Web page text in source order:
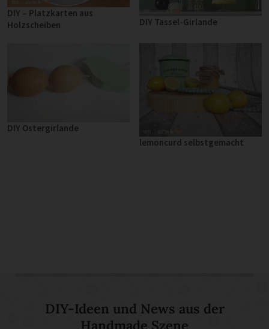
DIY – Platzkarten aus
Holzscheiben
DIY Tassel-Girlande
DIY Ostergirlande
lemoncurd selbstgemacht
DIY-Ideen und News aus der
Handmade Szene